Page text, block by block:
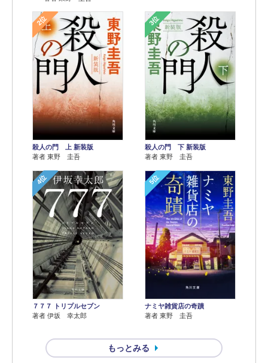
2位
殺人の門 上 新装版
著者 東野 圭吾
3位
殺人の門 下 新装版
著者 東野 圭吾
4位
７７７ トリプルセブン
著者 伊坂 幸太郎
5位
ナミヤ雑貨店の奇蹟
著者 東野 圭吾
もっとみる